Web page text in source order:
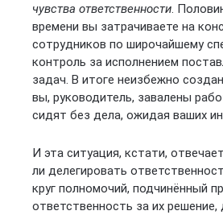
чувства ответственности.
времени вы затрачиваете на
сотрудников по широчайшему
контроль за исполнением
задач. В итоге неизбежно
вы, руководитель, завалены
сидят без дела, ожидая ваших
И эта ситуация, кстати,
ли делегировать
круг полномочий, подчинённый
ответственность за их решение,